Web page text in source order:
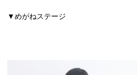
▼めがねステージ